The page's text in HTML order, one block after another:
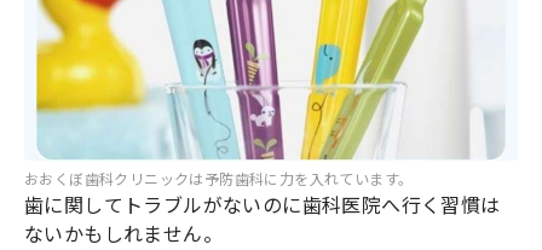
おおくぼ歯科クリニックは予防歯科に力を入れています。
歯に関してトラブルがないのに歯科医院へ行く習慣は
ないかもしれません。